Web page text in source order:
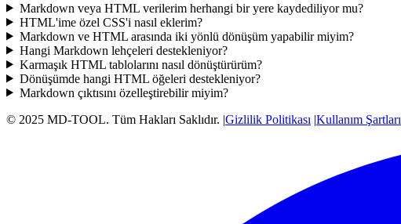
Markdown veya HTML verilerim herhangi bir yere kaydediliyor mu?
HTML'ime özel CSS'i nasıl eklerim?
Markdown ve HTML arasında iki yönlü dönüşüm yapabilir miyim?
Hangi Markdown lehçeleri destekleniyor?
Karmaşık HTML tablolarını nasıl dönüştürürüm?
Dönüşümde hangi HTML öğeleri destekleniyor?
Markdown çıktısını özelleştirebilir miyim?
© 2025 MD-TOOL. Tüm Hakları Saklıdır. |Gizlilik Politikası |Kullanım Şartları